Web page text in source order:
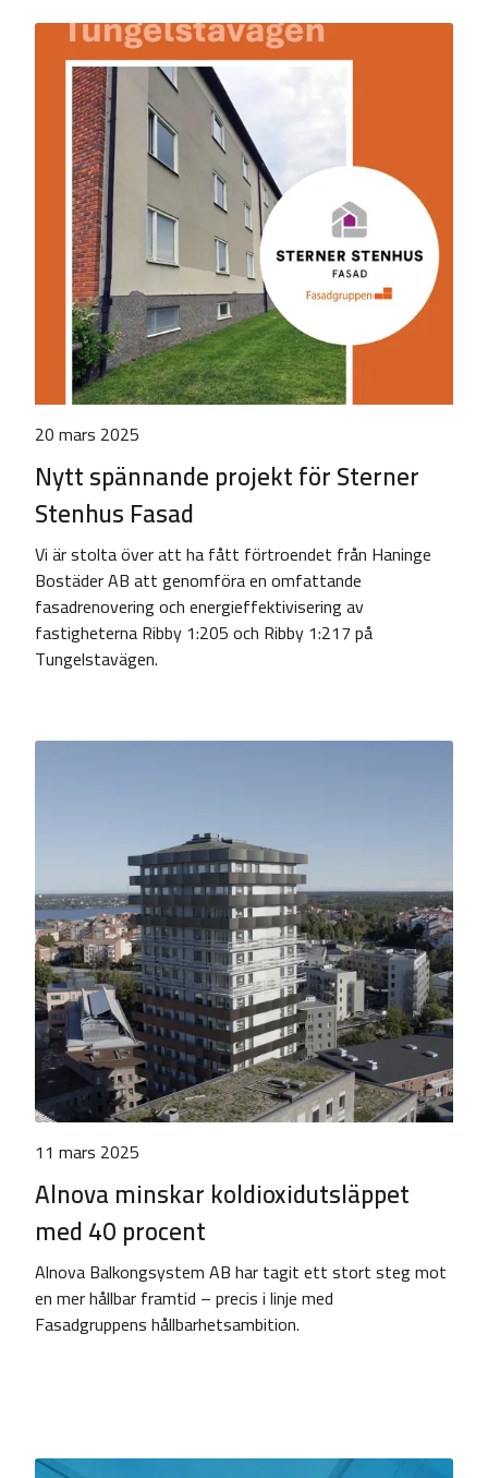
20 mars 2025
Nytt spännande projekt för Sterner
Stenhus Fasad
Vi är stolta över att ha fått förtroendet från Haninge
Bostäder AB att genomföra en omfattande
fasadrenovering och energieffektivisering av
fastigheterna Ribby 1:205 och Ribby 1:217 på
Tungelstavägen.
11 mars 2025
Alnova minskar koldioxidutsläppet
med 40 procent
Alnova Balkongsystem AB har tagit ett stort steg mot
en mer hållbar framtid – precis i linje med
Fasadgruppens hållbarhetsambition.